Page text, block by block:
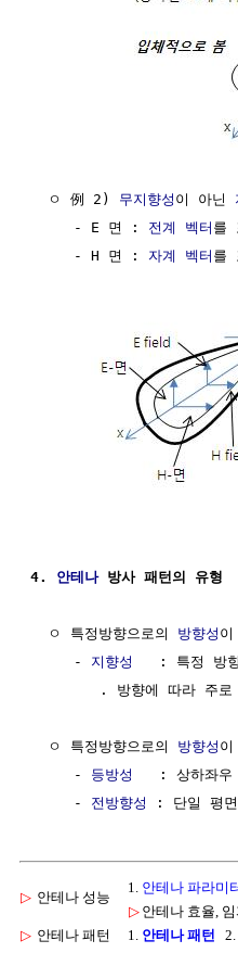
  ㅇ 例 2)
무지향성 이 아닌
     - E 면 :
전계 벡터 를
     - H 면 :
자계 벡터 를
4. 안테나 방사 패턴의 유형
  ㅇ 특정방향으로의
방향성
     -
지향성
: 특정 방
        . 방향에 따라 주로
  ㅇ 특정방향으로의
방향성
     -
등방성
: 상하좌우
     -
전방향성
▷ 안테나 성능
1. 안테나 파라미
▷ 안테나 효율,
▷ 안테나 패턴 1. 안테나 패턴 2.